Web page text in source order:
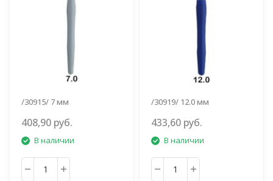
/30915/ 7 мм
408,90 руб.
В наличии
/30919/ 12.0 мм
433,60 руб.
В наличии